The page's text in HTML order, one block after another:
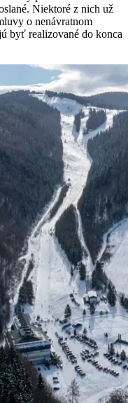
Niektoré z nich už
o nenávratnom
byť realizované do konca